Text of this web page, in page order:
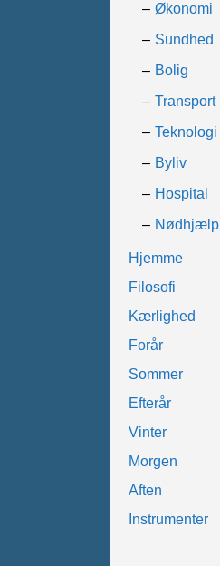
Økonomi
Sundhed
Bolig
Transport
Teknologi
Byliv
Hospital
Nødhjælp
Hjemme
Filosofi
Kærlighed
Forår
Sommer
Efterår
Vinter
Morgen
Aften
Instrumenter